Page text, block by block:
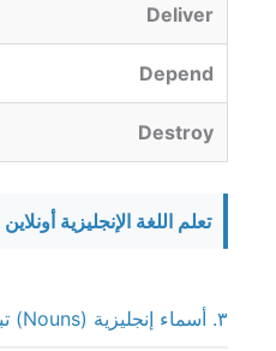
Deliver
Depend
Destroy
تعلم اللغة الإنجليزية
٣. أسماء إنجليزية (Nouns) تبدأ بحرف D.